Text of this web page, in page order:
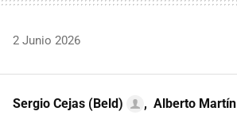
2 Junio 2026
Sergio Cejas (Beld) , Alberto Martín